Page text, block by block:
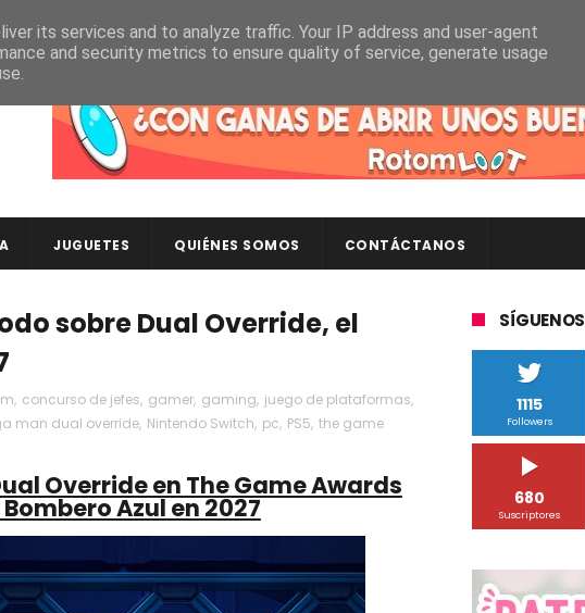
JUGUETES QUIÉNES SOMOS CONTÁCTANOS
sobre Dual Override, el
, concurso de jefes, gamer, gaming, juego de plataformas,
man dual override, Nintendo Switch, pc, PS5, the game
Override en The Game Awards
Azul en 2027
SÍGUENOS
1115
Followers
680
Suscriptores
its services and to analyze traffic. Your IP address and user-agent
and security metrics to ensure quality of service, generate usage